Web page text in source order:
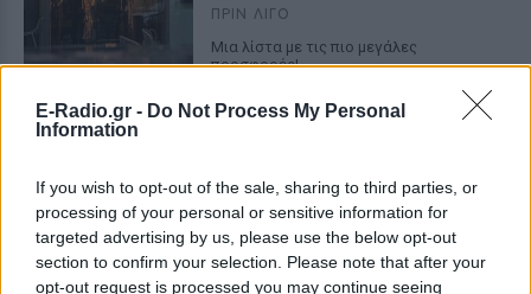
E-Radio.gr - Do Not Process My Personal
Information
If you wish to opt-out of the sale, sharing to third parties, or
processing of your personal or sensitive information for
targeted advertising by us, please use the below opt-out
section to confirm your selection. Please note that after your
opt-out request is processed you may continue seeing
ΠΡΙΝ ΛΊΓΟ
Μια λίστα με τις πιο μεγάλες
προσφορές!
Κάνε τα ταξίδια σου Travel
Διάλεξε χώρα, πόλη, νησί ή χωριό,
ανέβασε τις φωτογραφίες σου και
φύλαξε τις στιγμές σου στο πιο premium
travel book.